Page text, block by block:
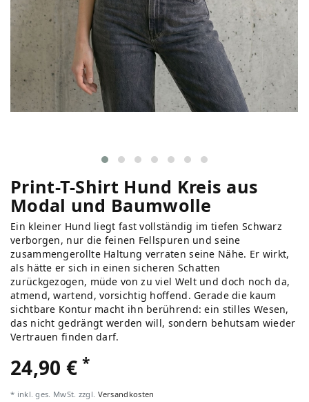
Print-T-Shirt Hund Kreis aus
Modal und Baumwolle
Ein kleiner Hund liegt fast vollständig im tiefen Schwarz
verborgen, nur die feinen Fellspuren und seine
zusammengerollte Haltung verraten seine Nähe. Er wirkt,
als hätte er sich in einen sicheren Schatten
zurückgezogen, müde von zu viel Welt und doch noch da,
atmend, wartend, vorsichtig hoffend. Gerade die kaum
sichtbare Kontur macht ihn berührend: ein stilles Wesen,
das nicht gedrängt werden will, sondern behutsam wieder
Vertrauen finden darf.
24,90 €*
* inkl. ges. MwSt. zzgl. Versandkosten